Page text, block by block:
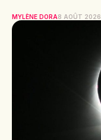
MYLÈNE DORA8 AOÛT 2026